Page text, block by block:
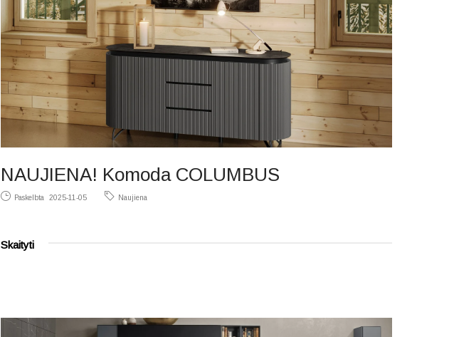
NAUJIENA! Komoda COLUMBUS
Paskelbta 2025-11-05 Naujiena
Skaityti